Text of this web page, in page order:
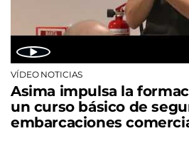
VÍDEO NOTICIAS
Asima impulsa la
un curso básico de
embarcaciones